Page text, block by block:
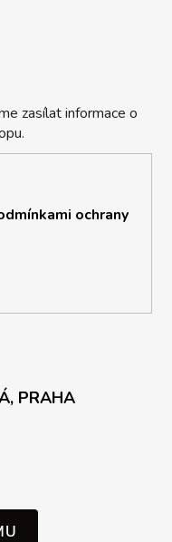
zasílat informace o
ochrany
PRAHA